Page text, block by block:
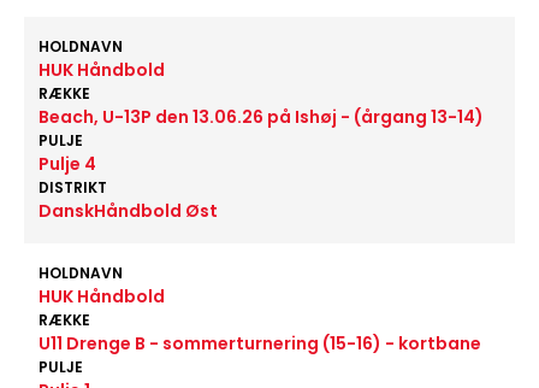
HOLDNAVN
HUK Håndbold
RÆKKE
Beach, U-13P den 13.06.26 på Ishøj - (årgang 13-14)
PULJE
Pulje 4
DISTRIKT
DanskHåndbold Øst
HOLDNAVN
HUK Håndbold
RÆKKE
U11 Drenge B - sommerturnering (15-16) - kortbane
PULJE